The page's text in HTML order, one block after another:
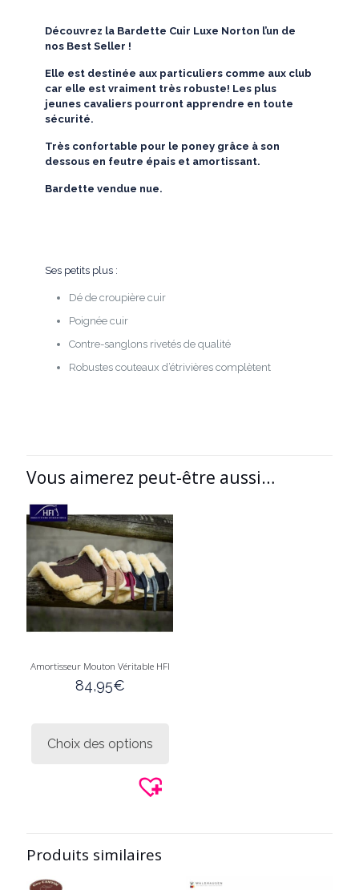
Découvrez la Bardette Cuir Luxe Norton l’un de
nos Best Seller !
Elle est destinée aux particuliers comme aux club
car elle est vraiment très robuste! Les plus
jeunes cavaliers pourront apprendre en toute
sécurité.
Très confortable pour le poney grâce à son
dessous en feutre épais et amortissant.
Bardette vendue nue.
Ses petits plus :
Dé de croupière cuir
Poignée cuir
Contre-sanglons rivetés de qualité
Robustes couteaux d’étrivières complètent
Vous aimerez peut-être aussi…
Amortisseur Mouton Véritable HFI
84,95€
Choix des options
Produits similaires